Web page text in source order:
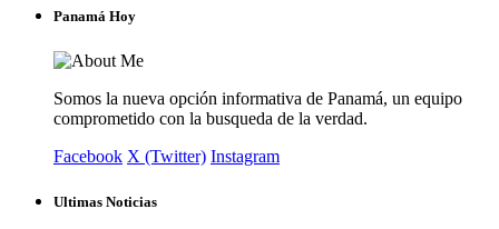
Panamá Hoy
Somos la nueva opción informativa de Panamá, un equipo
comprometido con la busqueda de la verdad.
Facebook X (Twitter) Instagram
Ultimas Noticias